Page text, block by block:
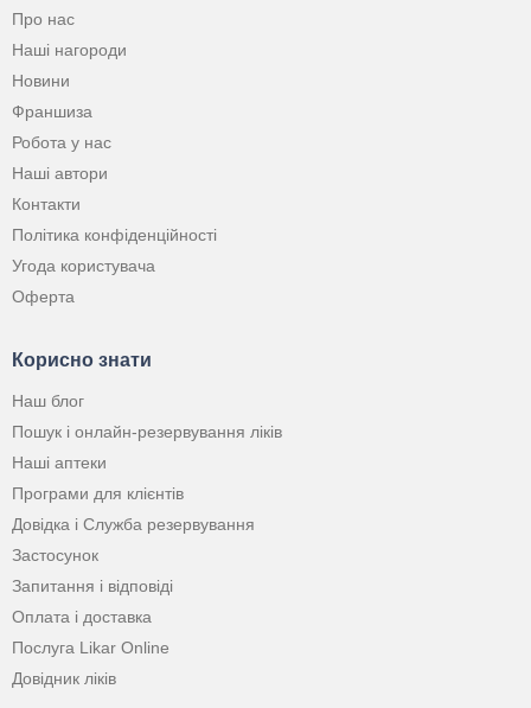
Про нас
Наші нагороди
Новини
Франшиза
Робота у нас
Наші автори
Контакти
Політика конфіденційності
Угода користувача
Оферта
Корисно знати
Наш блог
Пошук і онлайн-резервування ліків
Наші аптеки
Програми для клієнтів
Довідка і Служба резервування
Застосунок
Запитання і відповіді
Оплата і доставка
Послуга Likar Online
Довідник ліків